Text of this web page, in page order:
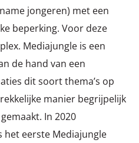
jongeren) met een
beperking. Voor deze
Mediajungle is een
de hand van een
dit soort thema’s op
manier begrijpelijk
In 2020
het eerste Mediajungle